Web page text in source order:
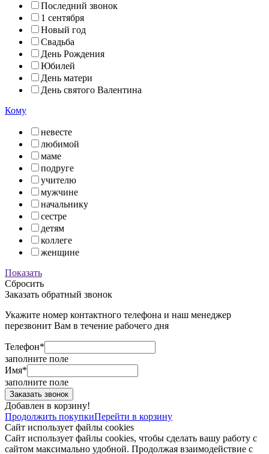
Последний звонок
1 сентября
Новый год
Свадьба
День Рождения
Юбилей
День матери
День святого Валентина
Кому
невесте
любимой
маме
подруге
учителю
мужчине
начальнику
сестре
детям
коллеге
женщине
Показать
Сбросить
Заказать обратный звонок
Укажите номер контактного телефона и наш менеджер
перезвонит Вам в течение рабочего дня
Телефон*
заполните поле
Имя*
заполните поле
Добавлен в корзину!
Продолжить покупкиПерейти в корзину
Сайт использует файлы cookies
Сайт использует файлы cookies, чтобы сделать вашу работу с
сайтом максимально удобной. Продолжая взаимодействие с